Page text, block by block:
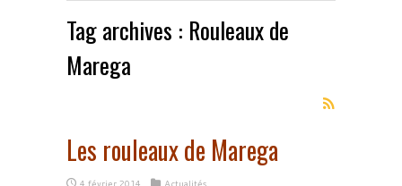
Tag archives : Rouleaux de
Marega
Les rouleaux de Marega
4 février 2014
Actualités